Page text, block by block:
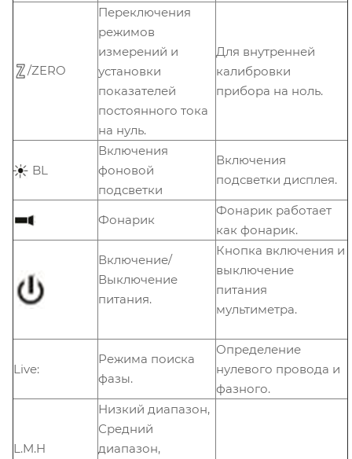
/ZERO
Переключения
режимов
измерений и
установки
показателей
постоянного тока
на нуль.
Для внутренней
калибровки
прибора на ноль.
BL
Включения
фоновой
подсветки
Включения
подсветки дисплея.
Фонарик
Фонарик работает
как фонарик.
Включение/
Выключение
питания.
Кнопка включения и
выключение
питания
мультиметра.
Live:
Режима поиска
фазы.
Определение
нулевого провода и
фазного.
L.M.H
Низкий диапазон,
Средний
диапазон,